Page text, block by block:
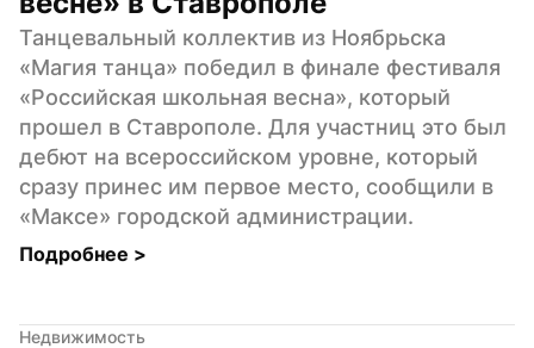
Танцевальный коллектив из Ноябрьска
«Магия танца» победил в финале фестиваля
«Российская школьная весна», который
прошел в Ставрополе. Для участниц это был
дебют на всероссийском уровне, который
сразу принес им первое место, сообщили в
«Максе» городской администрации.
Подробнее >
Недвижимость